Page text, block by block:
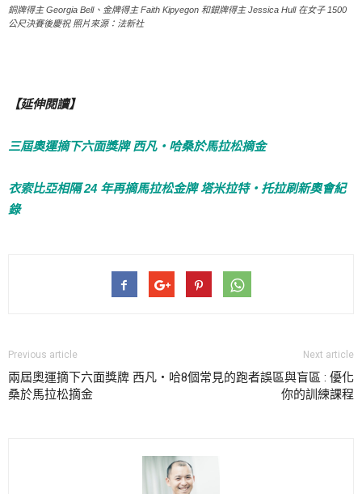
銅牌得主 Georgia Bell、金牌得主 Faith Kipyegon 和銀牌得主 Jessica Hull 在女子 1500
公尺決賽後慶祝 照片來源：法新社
【延伸閱讀】
三屆奧運摘下六面獎牌 西凡‧哈桑於馬拉松摘金
衣索比亞相隔 24 年再摘馬拉松金牌 塔米拉特‧托拉刷新奧會紀
錄
Previous article
兩屆奧運摘下六面獎牌 西凡‧哈
桑於馬拉松摘金
Next article
8個常見的跑者誤區與盲區 : 優化
你的訓練課程